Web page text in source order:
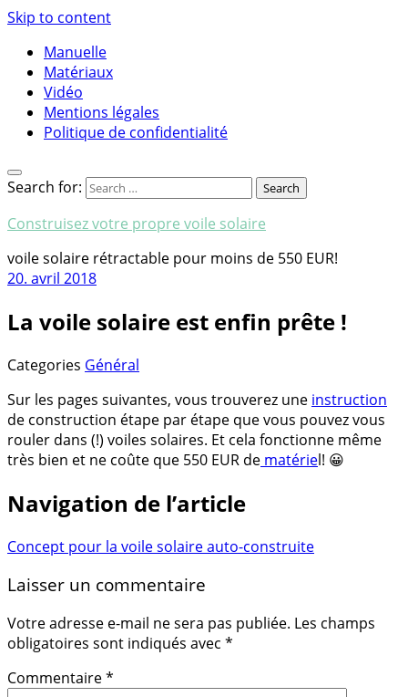
Skip to content
Manuelle
Matériaux
Vidéo
Mentions légales
Politique de confidentialité
Search for:
Construisez votre propre voile solaire
voile solaire rétractable pour moins de 550 EUR!
20. avril 2018
La voile solaire est enfin prête !
Categories Général
Sur les pages suivantes, vous trouverez une instruction
de construction étape par étape que vous pouvez vous
rouler dans (!) voiles solaires. Et cela fonctionne même
très bien et ne coûte que 550 EUR de matériel! 😀
Navigation de l’article
Concept pour la voile solaire auto-construite
Laisser un commentaire
Votre adresse e-mail ne sera pas publiée. Les champs
obligatoires sont indiqués avec *
Commentaire*